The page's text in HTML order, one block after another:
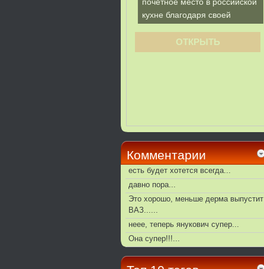
Комментарии
есть будет хотется всегда...
давно пора...
Это хорошо, меньше дерма выпустит
ВАЗ......
неее, теперь янукович супер...
Она супер!!!...